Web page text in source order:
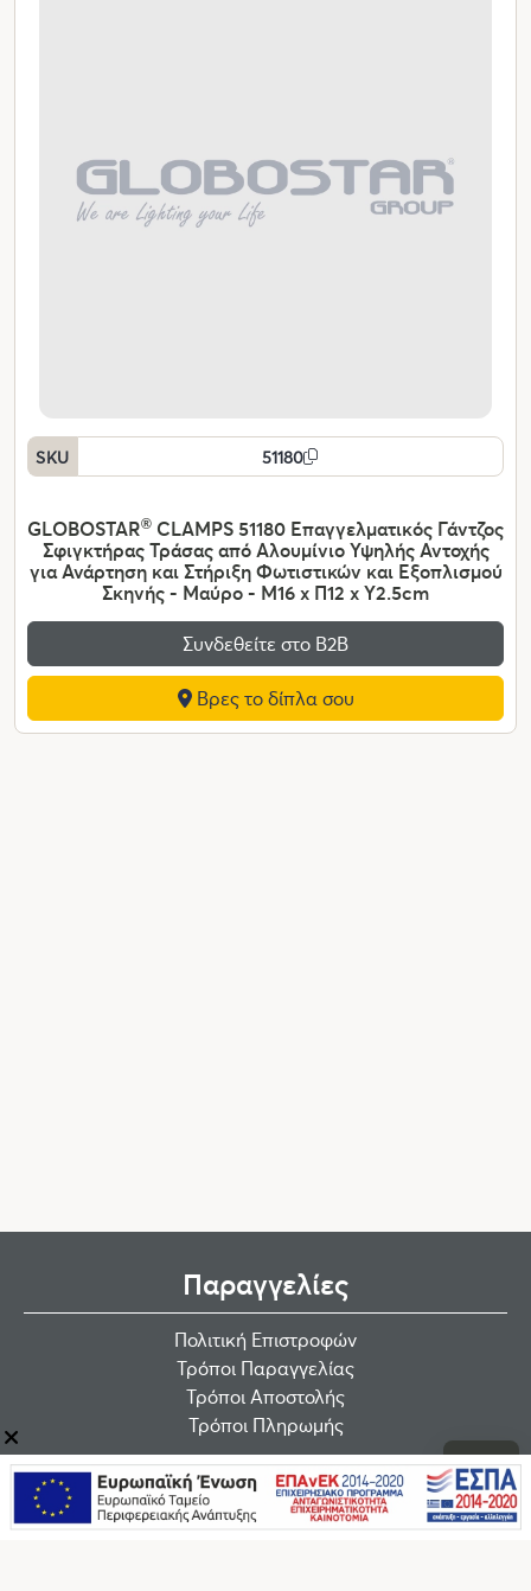
SKU 51180
GLOBOSTAR® CLAMPS 51180 Επαγγελματικός Γάντζος
Σφιγκτήρας Τράσας από Αλουμίνιο Υψηλής Αντοχής
για Ανάρτηση και Στήριξη Φωτιστικών και Εξοπλισμού
Σκηνής - Μαύρο - Μ16 x Π12 x Υ2.5cm
Συνδεθείτε στο Β2Β
Βρες το δίπλα σου
Παραγγελίες
Πολιτική Επιστροφών
Τρόποι Παραγγελίας
Τρόποι Αποστολής
Τρόποι Πληρωμής
Εταιρεία